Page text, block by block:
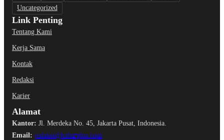
Uncategorized
Link Penting
Tentang Kami
Kerja Sama
Kontak
Redaksi
Karier
Alamat
Kantor: Jl. Merdeka No. 45, Jakarta Pusat, Indonesia.
Email: redaksi@kabarplus.com